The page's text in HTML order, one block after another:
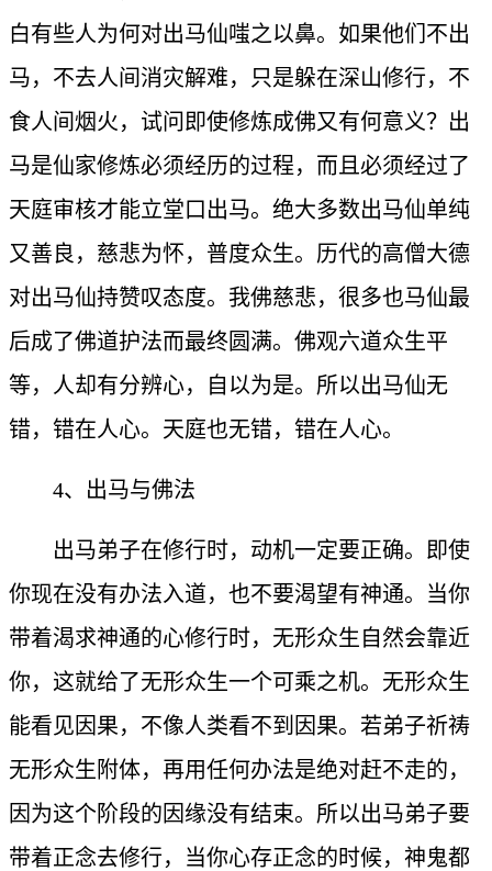
白有些人为何对出马仙嗤之以鼻。如果他们不出
马，不去人间消灾解难，只是躲在深山修行，不
食人间烟火，试问即使修炼成佛又有何意义？出
马是仙家修炼必须经历的过程，而且必须经过了
天庭审核才能立堂口出马。绝大多数出马仙单纯
又善良，慈悲为怀，普度众生。历代的高僧大德
对出马仙持赞叹态度。我佛慈悲，很多也马仙最
后成了佛道护法而最终圆满。佛观六道众生平
等，人却有分辨心，自以为是。所以出马仙无
错，错在人心。天庭也无错，错在人心。
4、出马与佛法
出马弟子在修行时，动机一定要正确。即使
你现在没有办法入道，也不要渴望有神通。当你
带着渴求神通的心修行时，无形众生自然会靠近
你，这就给了无形众生一个可乘之机。无形众生
能看见因果，不像人类看不到因果。若弟子祈祷
无形众生附体，再用任何办法是绝对赶不走的，
因为这个阶段的因缘没有结束。所以出马弟子要
带着正念去修行，当你心存正念的时候，神鬼都